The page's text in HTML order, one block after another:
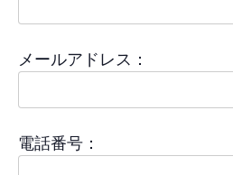
メールアドレス：
電話番号：